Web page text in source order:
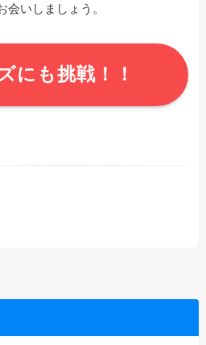
いしましょう。
にも挑戦！！